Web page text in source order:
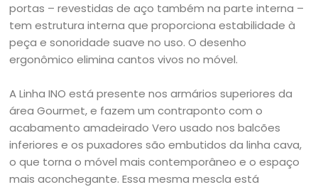
portas – revestidas de aço também na parte interna –
tem estrutura interna que proporciona estabilidade à
peça e sonoridade suave no uso. O desenho
ergonômico elimina cantos vivos no móvel.
A Linha INO está presente nos armários superiores da
área Gourmet, e fazem um contraponto com o
acabamento amadeirado Vero usado nos balcões
inferiores e os puxadores são embutidos da linha cava,
o que torna o móvel mais contemporâneo e o espaço
mais aconchegante. Essa mesma mescla está